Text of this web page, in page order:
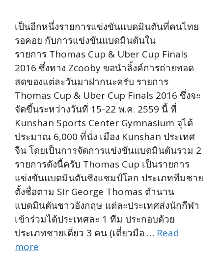
เป็นอีกหนึ่งรายการแข่งขันแบดมินตันที่คนไทย
รอคอย กับการแข่งขันแบดมินตันใน
รายการ Thomas Cup & Uber Cup Finals
2016 ซึ่งทาง Zcooby ขอนำลิ้งค์การถ่ายทอด
สดของแต่ละวันมาฝากนะครับ รายการ
Thomas Cup & Uber Cup Finals 2016 ซึ่งจะ
จัดขึ้นระหว่างวันที่ 15-22 พ.ค. 2559 นี้ ที่
Kunshan Sports Center Gymnasium จุได้
ประมาณ 6,000 ที่นั่ง เมือง Kunshan ประเทศ
จีน โดยเป็นการจัดการแข่งขันแบดมินตันรวม 2
รายการดังนี้ครับ Thomas Cup เป็นรายการ
แข่งขันแบดมินตันชิงแชมป์โลก ประเภททีมชาย
ตั้งชื่อตาม Sir George Thomas ตำนาน
แบดมินตันชาวอังกฤษ แต่ละประเทศส่งนักกีฬา
เข้าร่วมได้ประเทศละ 1 ทีม ประกอบด้วย
ประเภทชายเดี่ยว 3 คน (เดี่ยวมือ … Read
more